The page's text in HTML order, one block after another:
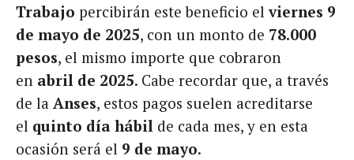
Trabajo percibirán este beneficio elviernes 9
de mayo de 2025, con un monto de 78.000
pesos, el mismo importe que cobraron
en abril de 2025. Cabe recordar que, a través
de la Anses, estos pagos suelen acreditarse
el quinto día hábil de cada mes, y en esta
ocasión será el 9 de mayo.